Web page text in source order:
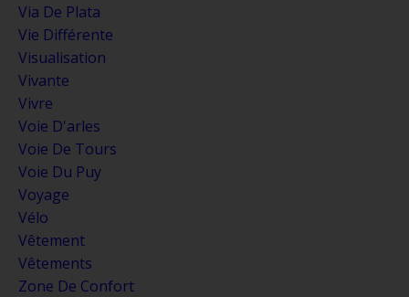
Via De Plata
Vie Différente
Visualisation
Vivante
Vivre
Voie D'arles
Voie De Tours
Voie Du Puy
Voyage
Vélo
Vêtement
Vêtements
Zone De Confort